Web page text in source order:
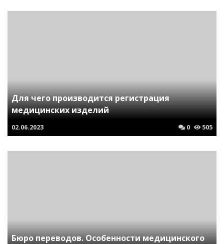
Для чего производится регистрация
медицинских изделий
02.06.2023 0 505
Бюро переводов. Особенности медицинского